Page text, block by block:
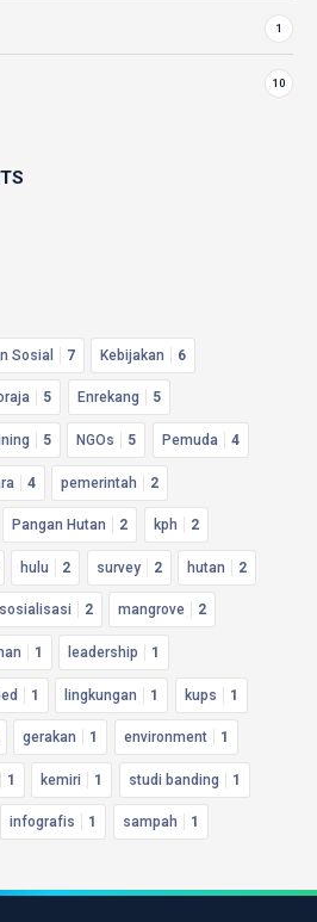
1
10
Sosial 7 Kebijakan 6
5 Enrekang 5
5 NGOs 5 Pemuda 4
4 pemerintah 2
Pangan Hutan 2 kph 2
hulu 2 survey 2 hutan 2
sosialisasi 2 mangrove 2
1 leadership 1
1 lingkungan 1 kups 1
gerakan 1 environment 1
1 kemiri 1 studi banding 1
infografis 1 sampah 1